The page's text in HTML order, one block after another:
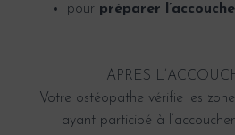
pour préparer
APRES
Votre ostéopathe vérifie les
ayant participé à